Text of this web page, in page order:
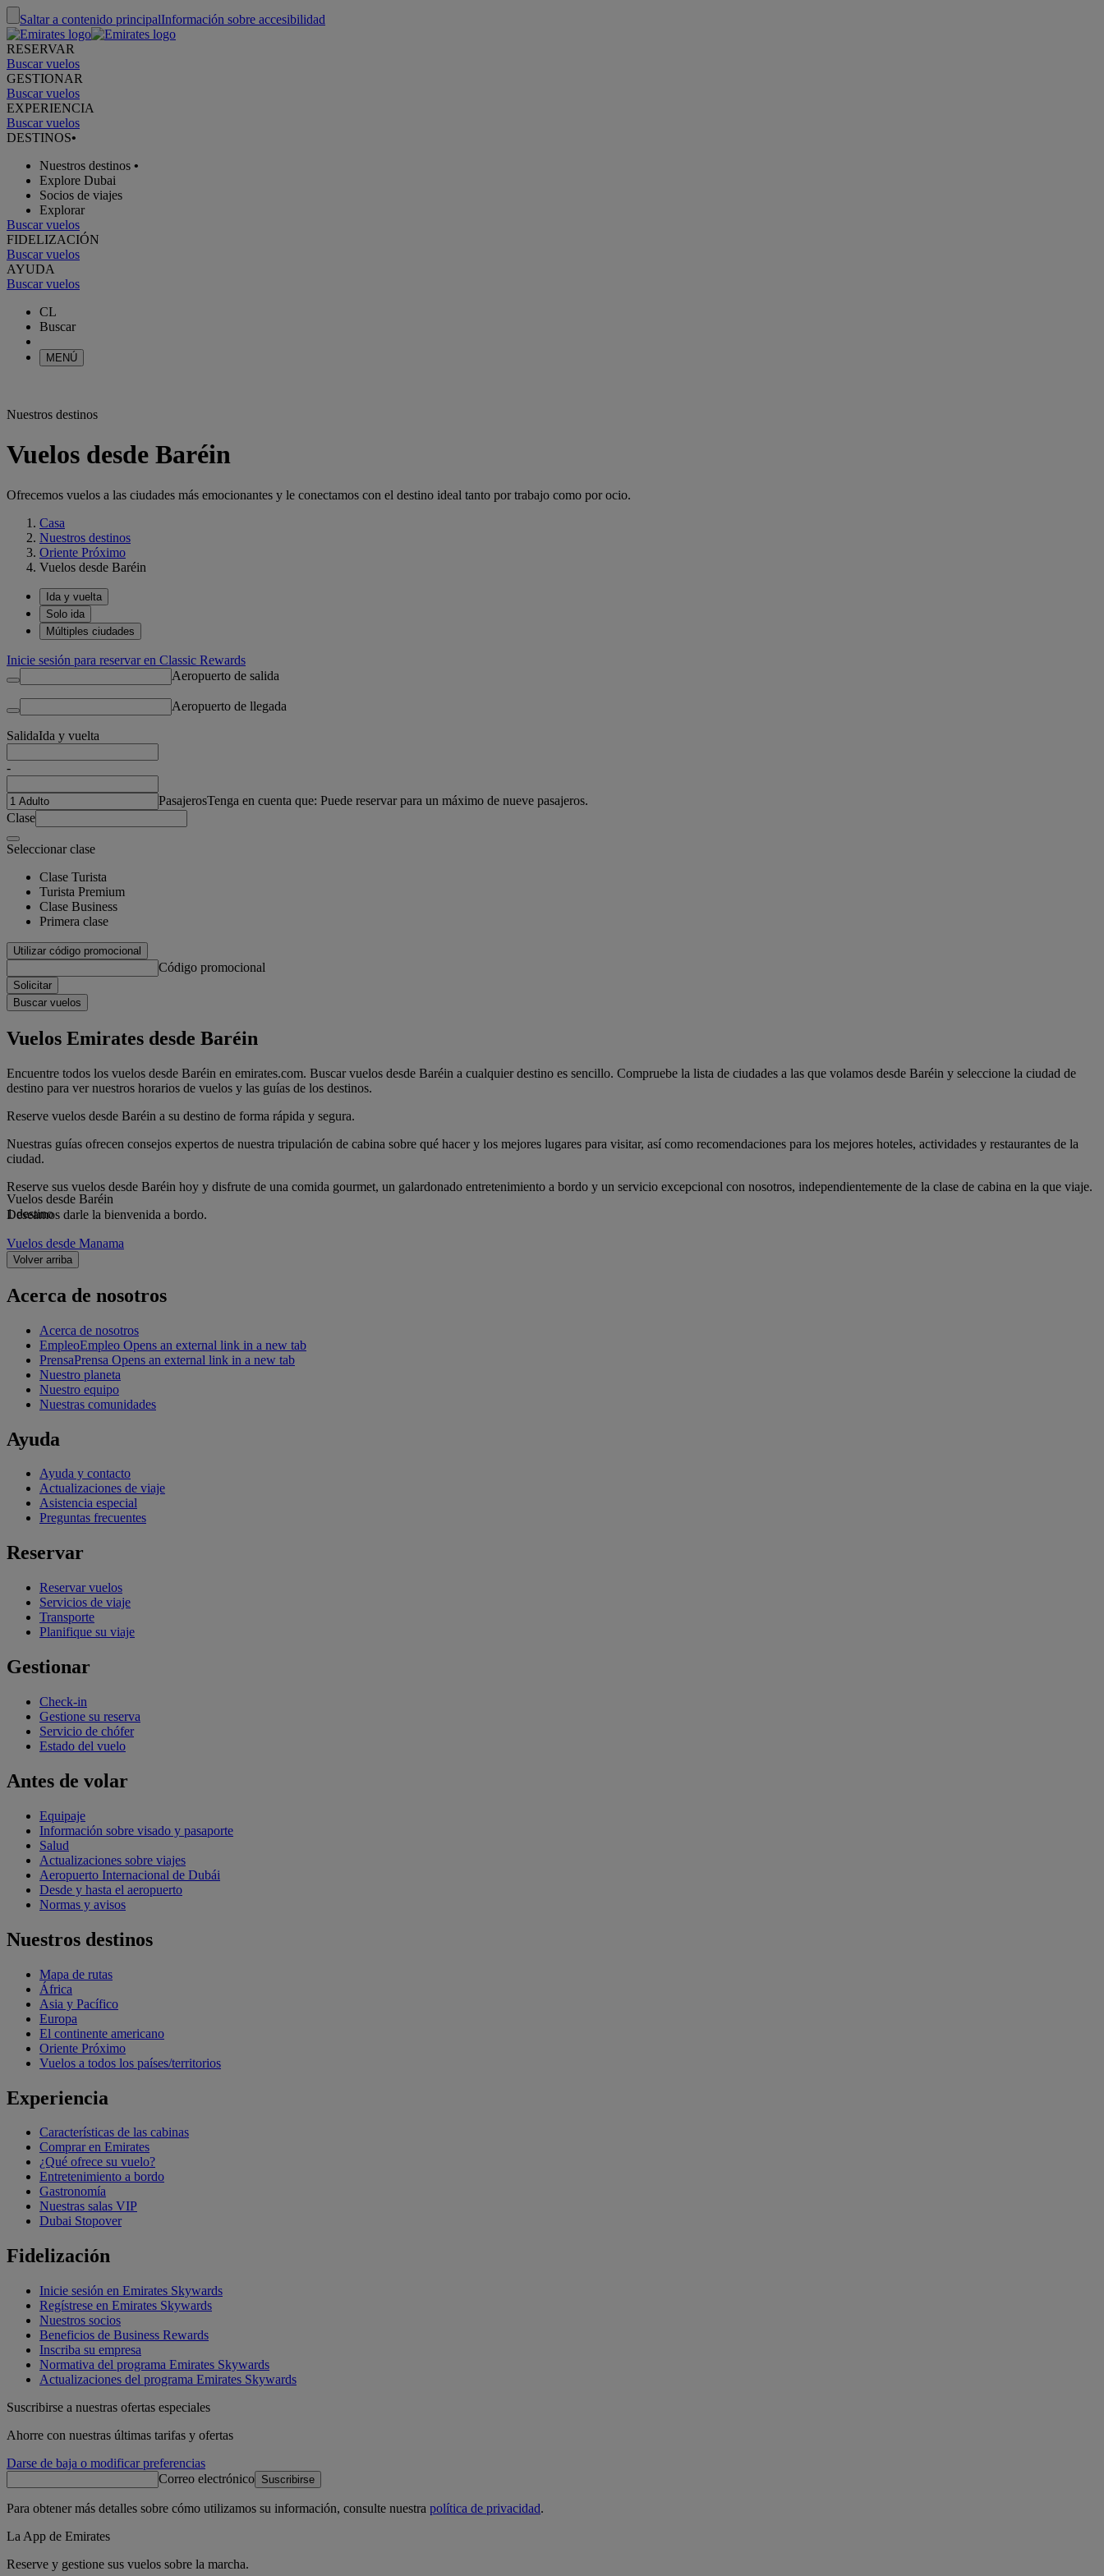
Saltar a contenido principalInformación sobre accesibilidad
RESERVAR
Buscar vuelos
GESTIONAR
Buscar vuelos
EXPERIENCIA
Buscar vuelos
DESTINOS•
Nuestros destinos •
Explore Dubai
Socios de viajes
Explorar
Buscar vuelos
FIDELIZACIÓN
Buscar vuelos
AYUDA
Buscar vuelos
CL
Buscar
MENÚ
Nuestros destinos
Vuelos desde Baréin
Ofrecemos vuelos a las ciudades más emocionantes y le conectamos con el destino ideal tanto por trabajo como por ocio.
Casa
Nuestros destinos
Oriente Próximo
Vuelos desde Baréin
Ida y vuelta
Solo ida
Múltiples ciudades
Inicie sesión para reservar en Classic Rewards
Aeropuerto de salida
Aeropuerto de llegada
SalidaIda y vuelta
-
PasajerosTenga en cuenta que: Puede reservar para un máximo de nueve pasajeros.
Clase
Seleccionar clase
Clase Turista
Turista Premium
Clase Business
Primera clase
Utilizar código promocional
Código promocional
Solicitar
Buscar vuelos
Vuelos Emirates desde Baréin
Encuentre todos los vuelos desde Baréin en emirates.com. Buscar vuelos desde Baréin a cualquier destino es sencillo. Compruebe la lista de ciudades a las que volamos desde Baréin y seleccione la ciudad de
destino para ver nuestros horarios de vuelos y las guías de los destinos.
Reserve vuelos desde Baréin a su destino de forma rápida y segura.
Nuestras guías ofrecen consejos expertos de nuestra tripulación de cabina sobre qué hacer y los mejores lugares para visitar, así como recomendaciones para los mejores hoteles, actividades y restaurantes de la
ciudad.
Reserve sus vuelos desde Baréin hoy y disfrute de una comida gourmet, un galardonado entretenimiento a bordo y un servicio excepcional con nosotros, independientemente de la clase de cabina en la que viaje.
Deseamos darle la bienvenida a bordo.
Vuelos desde Baréin
1 destino
Vuelos desde Manama
Volver arriba
Acerca de nosotros
Acerca de nosotros
EmpleoEmpleo Opens an external link in a new tab
PrensaPrensa Opens an external link in a new tab
Nuestro planeta
Nuestro equipo
Nuestras comunidades
Ayuda
Ayuda y contacto
Actualizaciones de viaje
Asistencia especial
Preguntas frecuentes
Reservar
Reservar vuelos
Servicios de viaje
Transporte
Planifique su viaje
Gestionar
Check-in
Gestione su reserva
Servicio de chófer
Estado del vuelo
Antes de volar
Equipaje
Información sobre visado y pasaporte
Salud
Actualizaciones sobre viajes
Aeropuerto Internacional de Dubái
Desde y hasta el aeropuerto
Normas y avisos
Nuestros destinos
Mapa de rutas
África
Asia y Pacífico
Europa
El continente americano
Oriente Próximo
Vuelos a todos los países/territorios
Experiencia
Características de las cabinas
Comprar en Emirates
¿Qué ofrece su vuelo?
Entretenimiento a bordo
Gastronomía
Nuestras salas VIP
Dubai Stopover
Fidelización
Inicie sesión en Emirates Skywards
Regístrese en Emirates Skywards
Nuestros socios
Beneficios de Business Rewards
Inscriba su empresa
Normativa del programa Emirates Skywards
Actualizaciones del programa Emirates Skywards
Suscribirse a nuestras ofertas especiales
Ahorre con nuestras últimas tarifas y ofertas
Darse de baja o modificar preferencias
Correo electrónico Suscribirse
Para obtener más detalles sobre cómo utilizamos su información, consulte nuestra política de privacidad.
La App de Emirates
Reserve y gestione sus vuelos sobre la marcha.